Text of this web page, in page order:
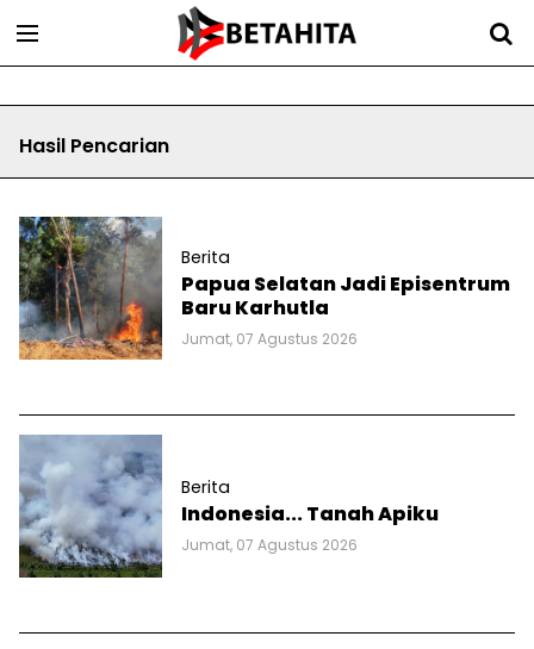
Hasil Pencarian
Berita
Papua Selatan Jadi Episentrum
Baru Karhutla
Jumat, 07 Agustus 2026
Berita
Indonesia... Tanah Apiku
Jumat, 07 Agustus 2026